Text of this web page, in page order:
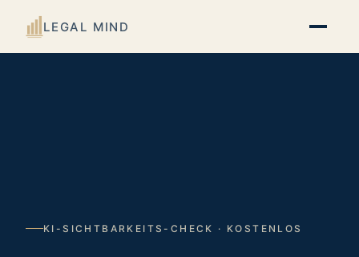
LEGAL MIND
KI-SICHTBARKEITS-CHECK · KOSTENLOS